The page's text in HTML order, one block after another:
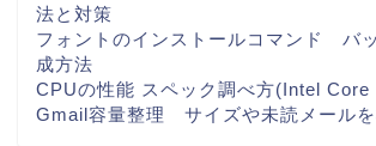
法と対策
フォントのインストールコマンド バ
成方法
CPUの性能 スペック調べ方(Intel Core
Gmail容量整理 サイズや未読メール